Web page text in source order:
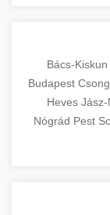
Bács-Kiskun
Budapest
Heves Jász-
Nógrád Pest